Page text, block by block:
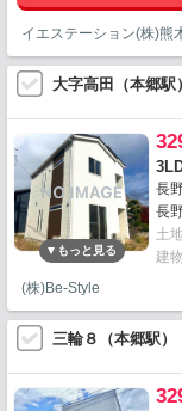
イエステーション(株)熊
大字高田（本郷駅）
長
長
土
建物
(株)Be-Style
三輪８（本郷駅）